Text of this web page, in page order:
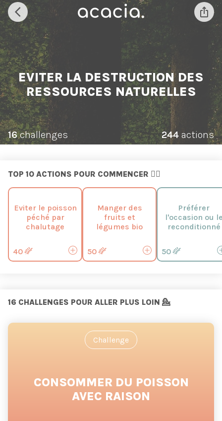
EVITER LA DESTRUCTION DES
RESSOURCES NATURELLES
16 challenges 244 actions
TOP 10 ACTIONS POUR COMMENCER 🙋‍♀️
Eviter le poisson
péché par
chalutage
40
Manger des
fruits et
légumes bio
50
Préférer
l'occasion ou
reconditionné
50
16 CHALLENGES POUR ALLER PLUS LOIN 💁
Challenge
CONSOMMER DU POISSON
AVEC RAISON